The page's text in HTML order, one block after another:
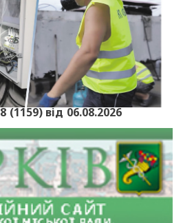
від 06.08.2026